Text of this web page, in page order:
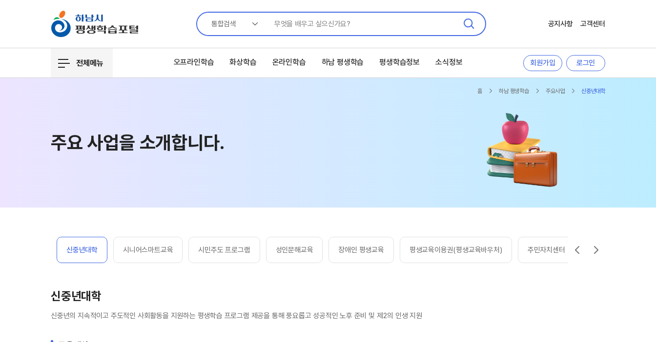
통합검색 검색 공지사항 고객센터
전체메뉴 오프라인학습 화상학습 온라인학습 하남 평생학습 평생학습정보 소식정보 회원가입 로그인
홈 하남 평생학습 주요사업 신중년대학
주요 사업을 소개합니다.
신중년대학 시니어스마트교육 시민주도 프로그램 성인문해교육 장애인 평생교육 평생교육이용권(평생교육바우처) 주민자치센터 평생학습 박람회
신중년대학
신중년의 지속적이고 주도적인 사회활동을 지원하는 평생학습 프로그램 제공을 통해 풍요롭고 성공적인 노후 준비 및 제2의 인생 지원